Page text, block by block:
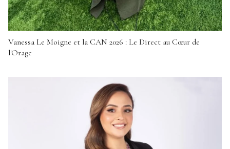
Vanessa Le Moigne et la CAN 2026 : Le Direct au Cœur de
l'Orage